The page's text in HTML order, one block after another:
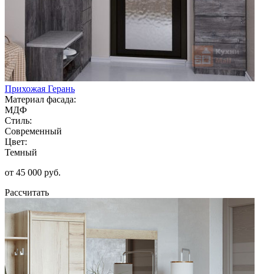
Прихожая Герань
Материал фасада:
МДФ
Стиль:
Современный
Цвет:
Темный
от 45 000 руб.
Рассчитать